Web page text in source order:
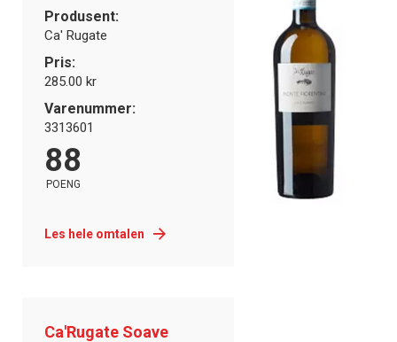
Produsent:
Ca' Rugate
Pris:
285.00 kr
Varenummer:
3313601
88
POENG
Les hele omtalen
Ca'Rugate Soave